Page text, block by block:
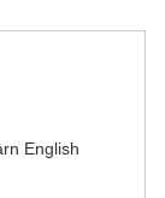
English